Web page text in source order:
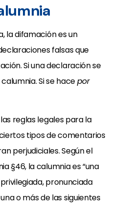
la difamación es un
falsas que
Si una declaración se
calumnia. Si se hacepor
reglas legales para la
tipos de comentarios
perjudiciales. Según el
§46, la calumnia es “una
pronunciada
o más de las siguientes